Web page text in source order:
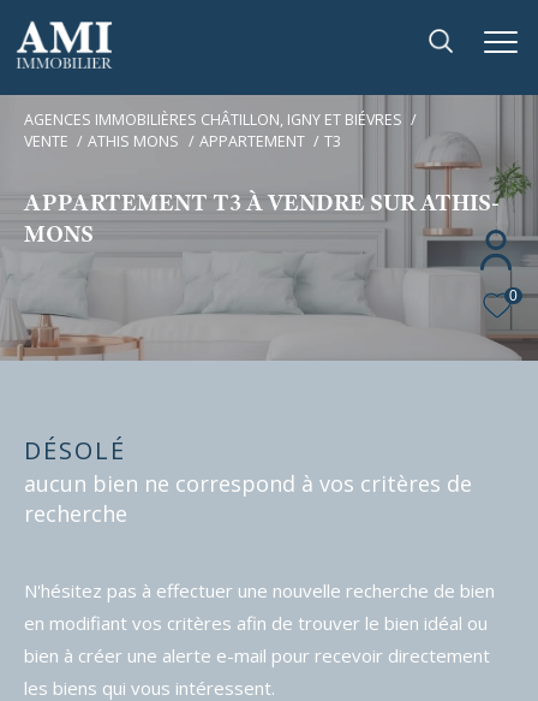
0
AGENCES IMMOBILIÈRES CHÂTILLON, IGNY ET BIÉVRES
VENTE
ATHIS MONS APPARTEMENT T3
APPARTEMENT T3 À VENDRE SUR ATHIS-
MONS
DÉSOLÉ
aucun bien ne correspond à vos critères de
recherche
N'hésitez pas à effectuer une nouvelle recherche de bien
en modifiant vos critères afin de trouver le bien idéal ou
bien à créer une alerte e-mail pour recevoir directement
les biens qui vous intéressent.